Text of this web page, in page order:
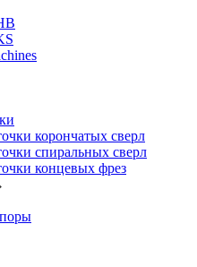
корончатых сверл
спиральных сверл
концевых фрез